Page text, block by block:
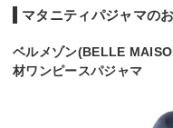
マタニティパジャマの
ベルメゾン(BELLE
材ワンピースパジャマ